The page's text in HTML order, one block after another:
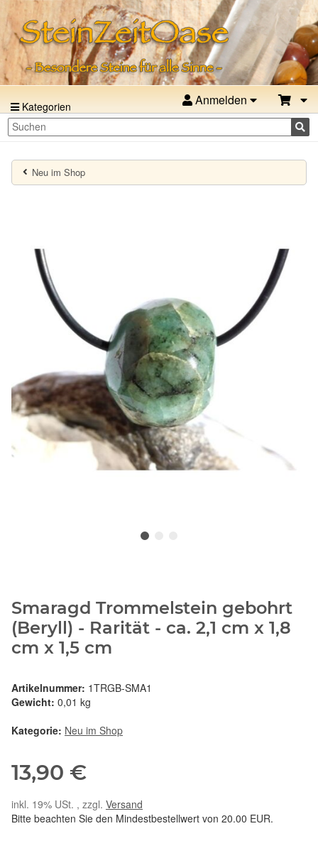
Kategorien Anmelden
Neu im Shop
Smaragd Trommelstein gebohrt
(Beryll) - Rarität - ca. 2,1 cm x 1,8
cm x 1,5 cm
Artikelnummer: 1TRGB-SMA1
Gewicht: 0,01 kg
Kategorie: Neu im Shop
13,90 €
inkl. 19% USt. , zzgl. Versand
Bitte beachten Sie den Mindestbestellwert von 20.00 EUR.